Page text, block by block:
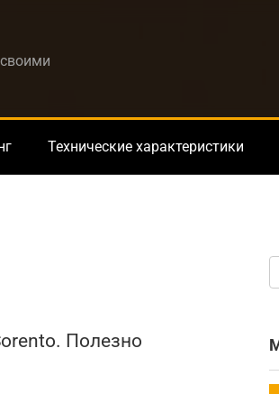
Технические характеристики
Полезно